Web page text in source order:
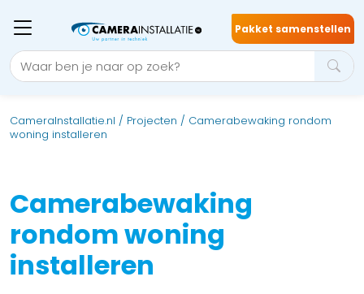
Pakket samenstellen
CameraInstallatie.nl / Projecten / Camerabewaking rondom
woning installeren
Camerabewaking
rondom woning
installeren